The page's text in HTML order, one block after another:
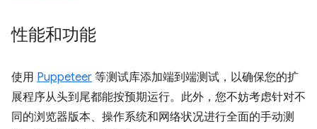
性能和功能
使用 Puppeteer 等测试库添加端到端测试，以确保您的扩
展程序从头到尾都能按预期运行。此外，您不妨考虑针对不
同的浏览器版本、操作系统和网络状况进行全面的手动测